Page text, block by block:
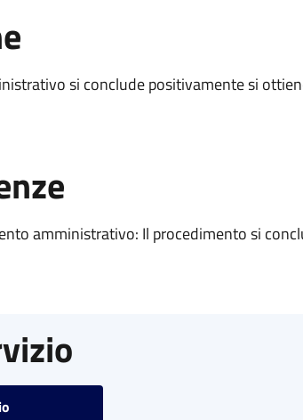
si conclude positivamente si
amministrativo: Il procedimento si